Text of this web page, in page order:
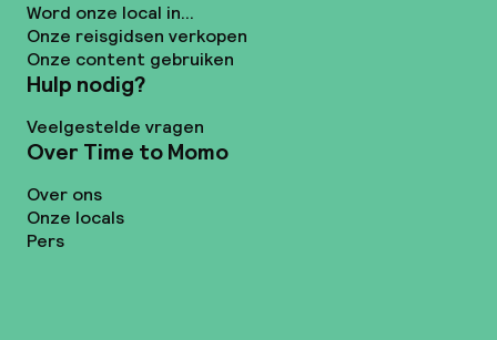
Word onze local in...
Onze reisgidsen verkopen
Onze content gebruiken
Hulp nodig?
Veelgestelde vragen
Over Time to Momo
Over ons
Onze locals
Pers